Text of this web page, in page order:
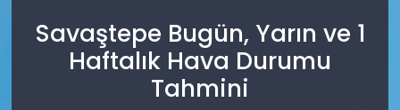
Savaştepe Bugün, Yarın ve 1
Haftalık Hava Durumu
Tahmini
EGE
EĞİTİM
Süper Lig Puan Durumu ve Fikstür
Tüm Manşetler
Son Dakika Haberleri